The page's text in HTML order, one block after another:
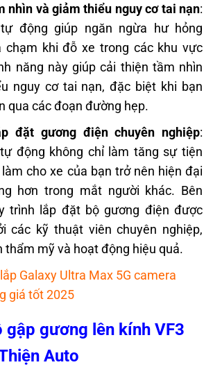
nhìn và giảm thiểu nguy cơ tai nạn:
động giúp ngăn ngừa hư hỏng
chạm khi đỗ xe trong các khu vực
năng này giúp cải thiện tầm nhìn
nguy cơ tai nạn, đặc biệt khi bạn
qua các đoạn đường hẹp.
đặt gương điện chuyên nghiệp:
động không chỉ làm tăng sự tiện
cho xe của bạn trở nên hiện đại
hơn trong mắt người khác. Bên
trình lắp đặt bộ gương điện được
các kỹ thuật viên chuyên nghiệp,
thẩm mỹ và hoạt động hiệu quả.
Galaxy Ultra Max 5G camera
giá tốt 2025
gập gương lên kính VF3
Auto